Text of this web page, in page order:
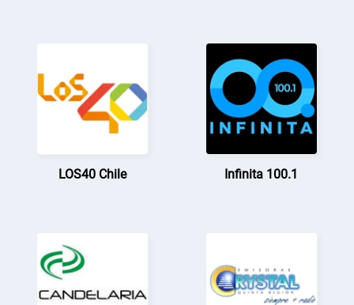
LOS40 Chile Infinita 100.1